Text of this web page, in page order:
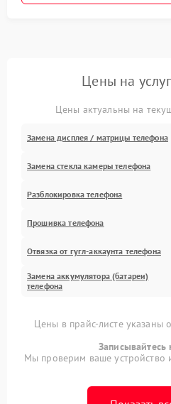
Цены на
Цены актуальны на
Замена дисплея / матрицы телефона
Замена стекла камеры телефона
Разблокировка телефона
Прошивка телефона
Отвязка от гугл-аккаунта телефона
Замена аккумулятора (батареи)
телефона
Цены в прайс-листе указаны
Записывайтесь
Мы проверим ваше устройство